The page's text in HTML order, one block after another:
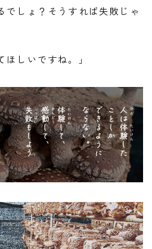
でしょ？そうすれば失敗じゃ
しいですね。」